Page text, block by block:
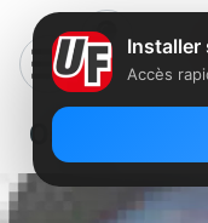
Osmos
Installer
Accès